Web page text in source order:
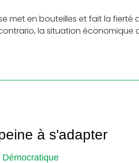
met en bouteilles et fait la
la situation
à s'adapter